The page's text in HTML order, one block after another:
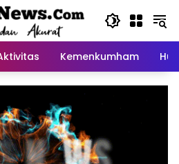
Kemenkumham